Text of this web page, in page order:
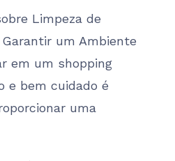
Limpeza de
um Ambiente
em um shopping
e bem cuidado é
uma